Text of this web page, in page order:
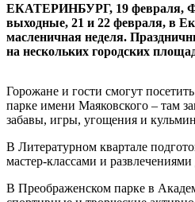
ЕКАТЕРИНБУРГ, 19 февраля,
выходные, 21 и 22 февраля, в
масленичная неделя.
на нескольких городских
Горожане и гости смогут
парке имени Маяковского – там
забавы, игры, угощения и
В Литературном квартале
мастер-классами и
В Преображенском парке в